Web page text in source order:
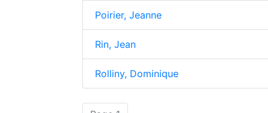
Poirier, Jeanne
Rin, Jean
Rolliny, Dominique